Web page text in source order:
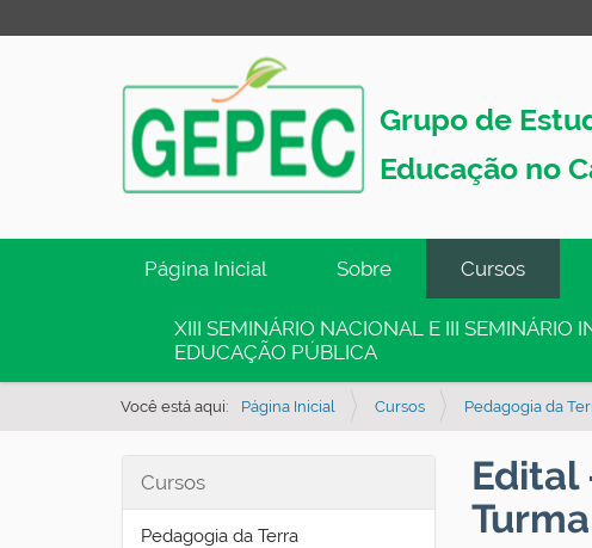
Grupo de
Educação no
g
Página Inicial Sobre Cursos
XIII SEMINÁRIO NACIONAL E III SEMINÁRIO
EDUCAÇÃO PÚBLICA
Você está aqui: Página Inicial Cursos Pedagogia da
Cursos
Pedagogia da Terra
Edital
Turma